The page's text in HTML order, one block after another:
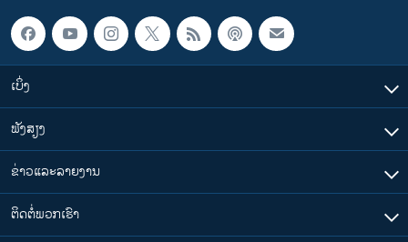
ເບິ່ງ
ຟັງສຽງ
ຂ່າວແລະລາຍງານ
ຕິດຕໍ່ພວກເຮົາ